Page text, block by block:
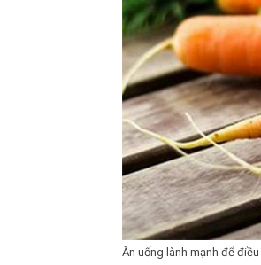
Ăn uống lành mạnh để